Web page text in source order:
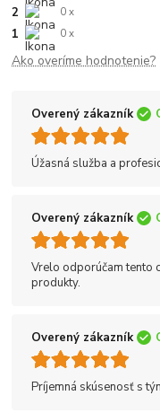
2 0 x
1 0 x
Ako overíme hodnotenie?
Overený zákazník
Úžasná služba a
Overený zákazník
Vrelo odporúčam tento
produkty.
Overený zákazník
Príjemná skúsenosť s